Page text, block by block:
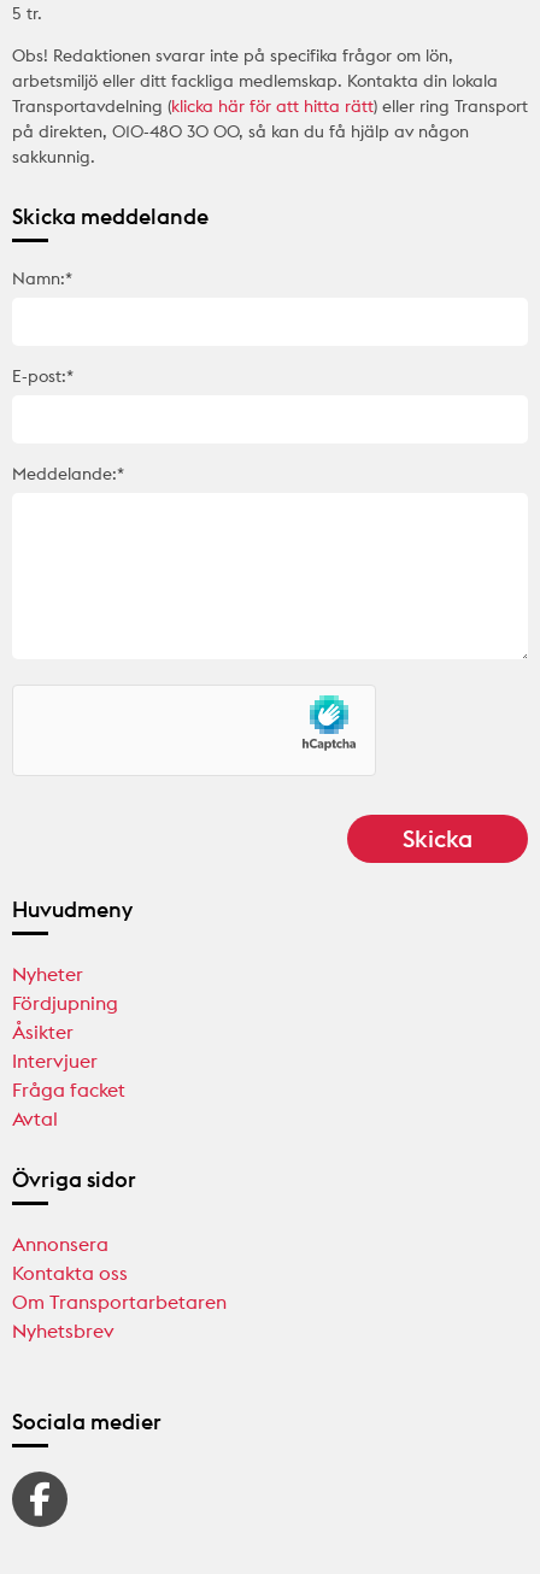
5 tr.
Obs! Redaktionen svarar inte på specifika frågor om lön,
arbetsmiljö eller ditt fackliga medlemskap. Kontakta din lokala
Transportavdelning (klicka här för att hitta rätt) eller ring Transport
på direkten, 010-480 30 00, så kan du få hjälp av någon
sakkunnig.
Skicka meddelande
Namn:*
E-post:*
Meddelande:*
Huvudmeny
Nyheter
Fördjupning
Åsikter
Intervjuer
Fråga facket
Avtal
Övriga sidor
Annonsera
Kontakta oss
Om Transportarbetaren
Nyhetsbrev
Sociala medier